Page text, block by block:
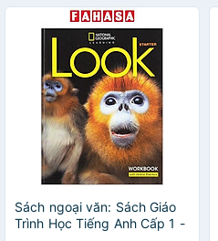
Sách ngoại văn: Sách Giáo
Trình Học Tiếng Anh Cấp 1 -